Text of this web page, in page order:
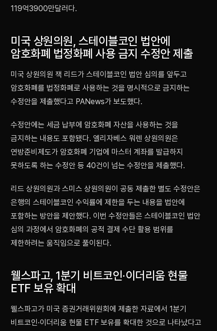
119억3900만달러다.
미국 상원의원, 스테이블코인 법안에
암호화폐 법정화폐 사용 금지 수정안 제출
미국 상원의원 잭 리드가 스테이블코인 법안 심의를 앞두고
암호화폐를 법정화폐로 사용하는 것을 명시적으로 금지하는
수정안을 제출했다고 PANews가 보도했다.
수정안에는 세금 납부에 암호화폐 자산을 사용하는 것을
금지하는 내용도 포함됐다. 엘리자베스 워렌 상원의원은
연방준비제도가 암호화폐 기업에 마스터 계좌를 발급하지
못하도록 하는 수정안 등 40건이 넘는 수정안을 제출했다.
리드 상원의원과 스미스 상원의원이 공동 제출한 별도 수정안은
은행의 스테이블코인 수익률에 제한을 두는 내용을 법안에
포함하는 방안을 제안했다. 이번 수정안들은 스테이블코인 법안
심의 과정에서 암호화폐의 공적 결제 수단 활용 범위를
제한하려는 움직임으로 풀이된다.
웰스파고, 1분기 비트코인·이더리움 현물
ETF 보유 확대
웰스파고가 미국 증권거래위원회에 제출한 자료에서 1분기
비트코인·이더리움 현물 ETF 보유를 확대한 것으로 나타났다고